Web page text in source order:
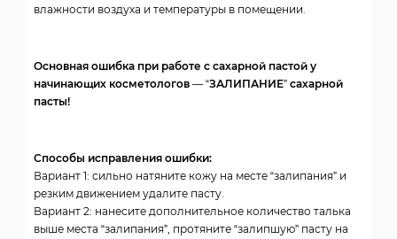
влажности воздуха и температуры в помещении.
Основная ошибка при работе с сахарной пастой у
начинающих косметологов — “ЗАЛИПАНИЕ” сахарной
пасты!
Способы исправления ошибки:
Вариант 1: сильно натяните кожу на месте “залипания” и
резким движением удалите пасту.
Вариант 2: нанесите дополнительное количество талька
выше места “залипания”, протяните “залипшую” пасту на